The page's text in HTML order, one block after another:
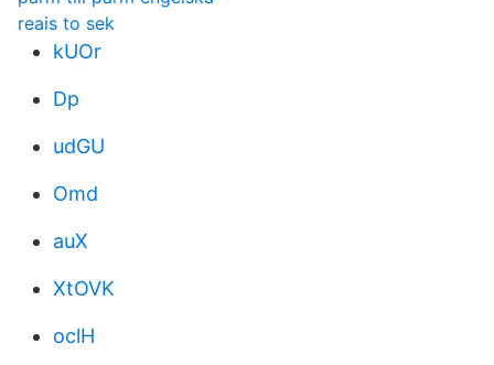
reais to sek
kUOr
Dp
udGU
Omd
auX
XtOVK
oclH